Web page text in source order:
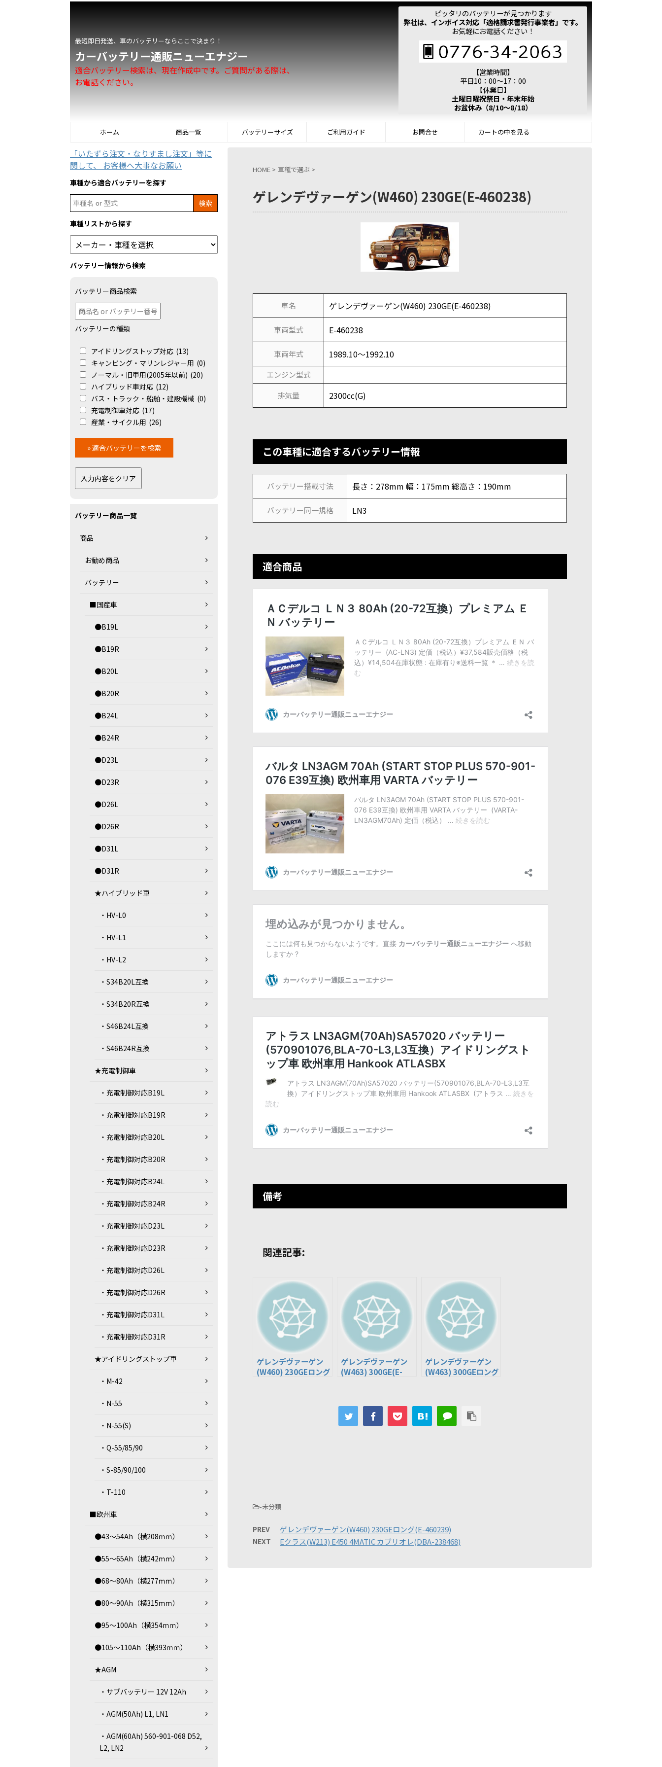
最短即日発送、車のバッテリーならここで決まり！
カーバッテリー通販ニューエナジー
適合バッテリー検索は、現在作成中です。ご質問がある際は、
お電話ください。
ピッタリのバッテリーが見つかります
弊社は、インボイス対応「適格請求書発行事業者」です。
お気軽にお電話ください！
【営業時間】
平日10：00～17：00
【休業日】
土曜日曜祝祭日・年末年始
お盆休み（8/10～8/18）
ホーム 商品一覧 バッテリーサイズ ご利用ガイド お問合せ カートの中を見る
HOME > 車種で選ぶ >
ゲレンデヴァーゲン(W460) 230GE(E-460238)
車名 ゲレンデヴァーゲン(W460) 230GE(E-460238)
車両型式 E-460238
車両年式 1989.10～1992.10
エンジン型式
排気量
2300cc(G)
この車種に適合するバッテリー情報
バッテリー搭載寸法 長さ：278mm 幅：175mm 総高さ：190mm
バッテリー同一規格 LN3
適合商品
備考
関連記事:
ゲレンデヴァーゲン
(W460) 230GEロング
ゲレンデヴァーゲン
(W463) 300GE(E-
ゲレンデヴァーゲン
(W463) 300GEロング
-未分類
PREV ゲレンデヴァーゲン(W460) 230GEロング(E-460239)
NEXT Eクラス(W213) E450 4MATIC カブリオレ(DBA-238468)
「いたずら注文・なりすまし注文」等に
関して、 お客様へ大事なお願い
車種から適合バッテリーを探す
Search
for:
車種リストから探す
バッテリー情報から検索
バッテリー商品検索
バッテリーの種類
アイドリングストップ対応 (13)
キャンピング・マリンレジャー用 (0)
ノーマル・旧車用(2005年以前) (20)
ハイブリッド車対応 (12)
バス・トラック・船舶・建設機械 (0)
充電制御車対応 (17)
産業・サイクル用 (26)
バッテリー商品一覧
商品
お勧め商品
バッテリー
■国産車
●B19L
●B19R
●B20L
●B20R
●B24L
●B24R
●D23L
●D23R
●D26L
●D26R
●D31L
●D31R
★ハイブリッド車
・HV-L0
・HV-L1
・HV-L2
・S34B20L互換
・S34B20R互換
・S46B24L互換
・S46B24R互換
★充電制御車
・充電制御対応B19L
・充電制御対応B19R
・充電制御対応B20L
・充電制御対応B20R
・充電制御対応B24L
・充電制御対応B24R
・充電制御対応D23L
・充電制御対応D23R
・充電制御対応D26L
・充電制御対応D26R
・充電制御対応D31L
・充電制御対応D31R
★アイドリングストップ車
・M-42
・N-55
・N-55(S)
・Q-55/85/90
・S-85/90/100
・T-110
■欧州車
●43～54Ah（横208ｍｍ）
●55～65Ah（横242ｍｍ）
●68～80Ah（横277ｍｍ）
●80～90Ah（横315ｍｍ）
●95～100Ah（横354ｍｍ）
●105～110Ah（横393ｍｍ）
★AGM
・サブバッテリー 12V 12Ah
・AGM(50Ah) L1, LN1
・AGM(60Ah) 560-901-068 D52,
L2, LN2